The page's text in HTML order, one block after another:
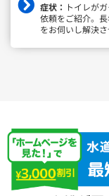
症状： トイレが
依頼をご紹介。
をお伺いし解決さ